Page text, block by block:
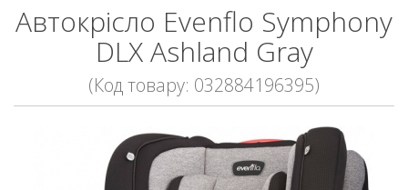
Автокрісло Evenflo Symphony
DLX Ashland Gray
(Код товару: 032884196395)